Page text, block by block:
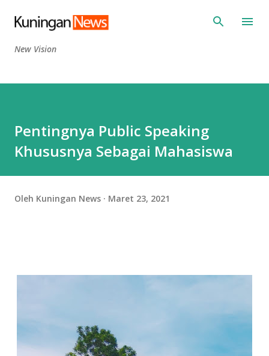
Langsung ke konten utama
New Vision
Pentingnya Public Speaking
Khususnya Sebagai Mahasiswa
Oleh Kuningan News Maret 23, 2021